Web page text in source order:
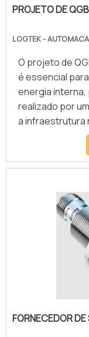
é uma empresa
segmento pela
cliente..
PROJETO DE
LOGTEK -
O projeto de
é essencial
energia
realizado por
a infraestrutura
fabricar e
projeto para
especialista
elétrico à
de energia;
FORNECEDOR